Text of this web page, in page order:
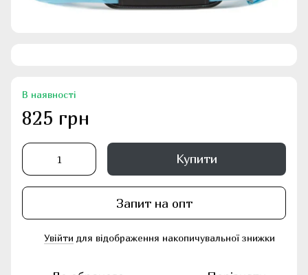
В наявності
825 грн
Купити
Запит на опт
Увійти для відображення накопичувальної знижки